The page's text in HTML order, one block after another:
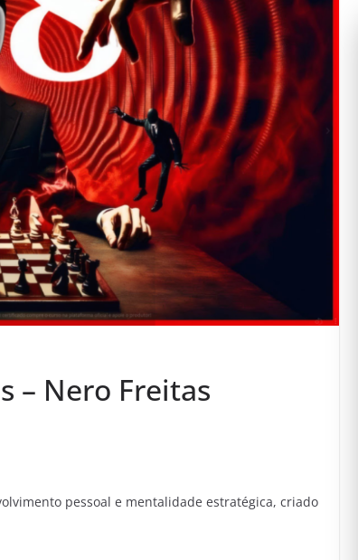
– Nero Freitas
pessoal e mentalidade estratégica, criado